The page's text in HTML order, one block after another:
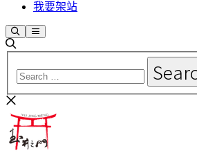
我要架站
Search
menu